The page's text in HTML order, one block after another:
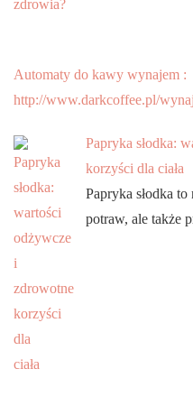
Automaty do kawy wynajem :
http://www.darkcoffee.pl/
Papryka słodka:
korzyści dla ciała
Papryka słodka
potraw, ale także